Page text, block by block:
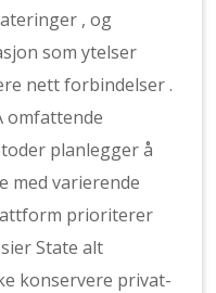
, og
som ytelser
nett forbindelser .
omfattende
planlegger å
med varierende
prioriterer
State alt
konservere privat-